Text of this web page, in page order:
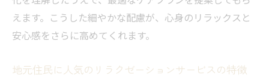
えます。こうした細やかな配慮が、心身のリラックスと
安心感をさらに高めてくれます。
地元住民に人気のリラクゼーションサービスの特徴